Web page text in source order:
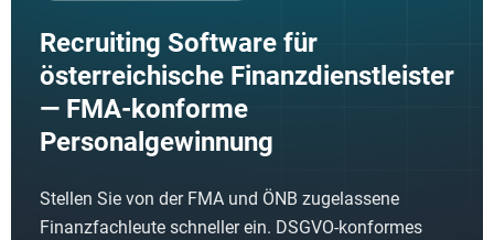
Recruiting Software für
österreichische Finanzdienstleister
— FMA-konforme
Personalgewinnung
Stellen Sie von der FMA und ÖNB zugelassene
Finanzfachleute schneller ein. DSGVO-konformes